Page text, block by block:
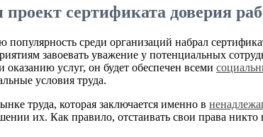
сертификата доверия
среди организаций набрал
завоевать уважение у потенциальных
оказанию услуг, он будет обеспечен всеми
условия труда.
труда, которая заключается именно в
их. Как правило, отстаивать свои права